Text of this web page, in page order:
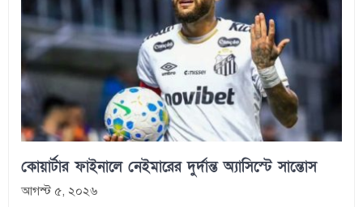
কোয়ার্টার ফাইনালে নেইমারের দুর্দান্ত অ্যাসিস্টে সান্তোস
আগস্ট ৫, ২০২৬